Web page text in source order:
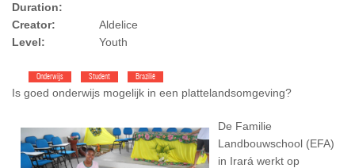
Duration:
Creator:
Aldelice
Level:
Youth
Onderwijs Student Brazilië
Is goed onderwijs mogelijk in een plattelandsomgeving?
De Familie
Landbouwschool (EFA)
in Irará werkt op